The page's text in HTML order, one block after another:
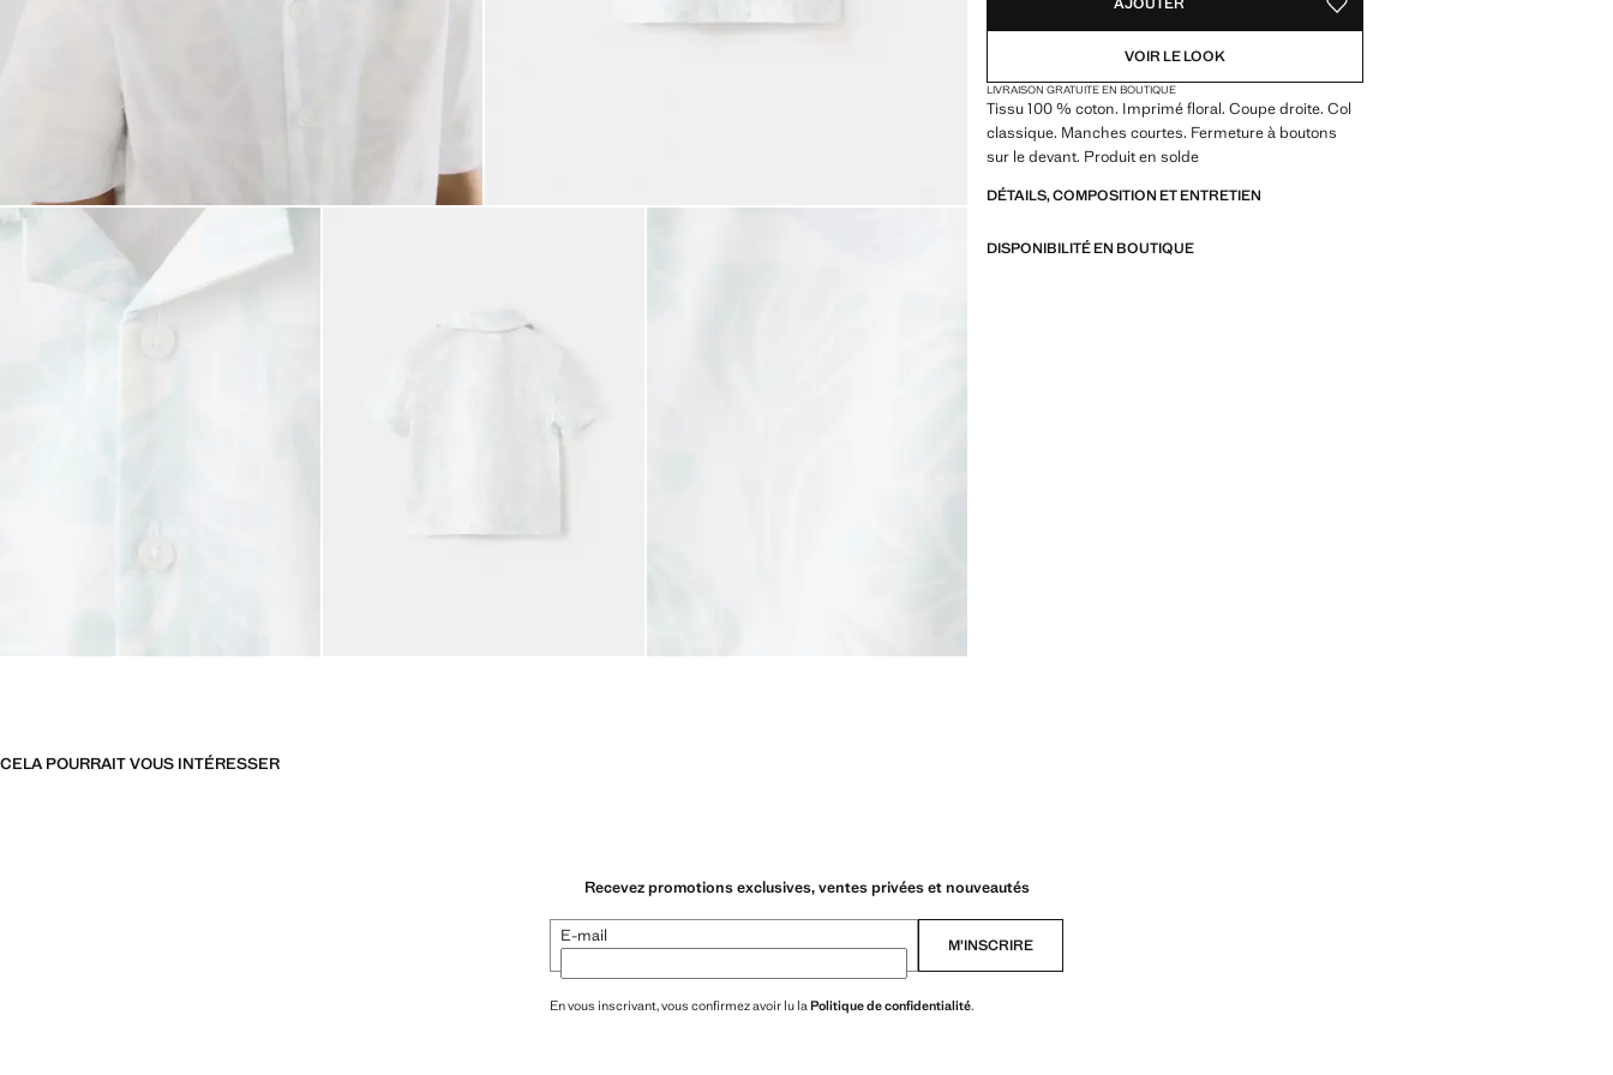
AJOUTER AUX FAVORIS
VOIR LE LOOK
LIVRAISON GRATUITE EN BOUTIQUE
Tissu 100 % coton. Imprimé floral. Coupe droite. Col
classique. Manches courtes. Fermeture à boutons
sur le devant. Produit en solde
DÉTAILS, COMPOSITION ET ENTRETIEN
DISPONIBILITÉ EN BOUTIQUE
CELA POURRAIT VOUS INTÉRESSER
Recevez promotions exclusives, ventes privées et nouveautés
E-mail M’INSCRIRE
En vous inscrivant, vous confirmez avoir lu laPolitique de confidentialité.